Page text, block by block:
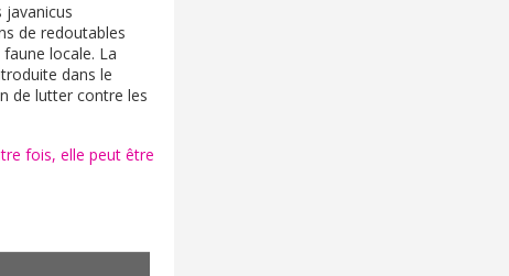
javanicus
de redoutables
locale. La
dans le
de lutter contre les
fois, elle peut être